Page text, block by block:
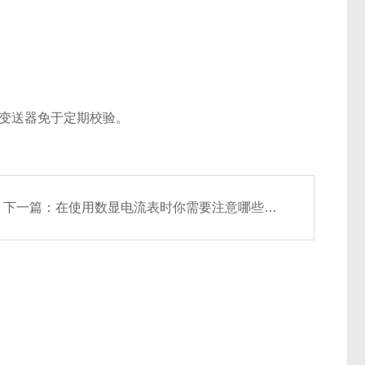
器免于定期校验。
下一篇： 在使用数显电流表时你需要注意哪些事项呢？